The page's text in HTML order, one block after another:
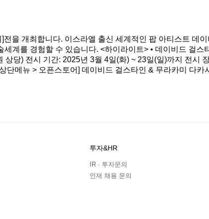
을 개최합니다. 이스라엘 출신 세계적인 팝 아티스트 데
계를 경험할 수 있습니다. <하이라이트> • 데이비드 걸스
당) 전시 기간: 2025년 3월 4일(화) ~ 23일(일)까지 전시
단메뉴 > 오픈스토어] 데이비드 걸스타인 & 무라카미 다카
투자&HR
IR · 투자문의
인재 채용 문의